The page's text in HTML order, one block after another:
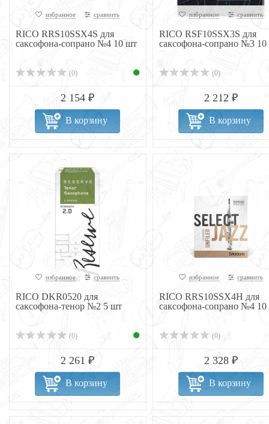
избранное сравнить
RICO RRS10SSX4S для
саксофона-сопрано №4 10 шт
(0)
2 154 ₽
В корзину
избранное сравнить
RICO RSF10SSX3S для
саксофона-сопрано №3
(0)
2 212 ₽
В корзину
избранное сравнить
RICO DKR0520 для
саксофона-тенор №2 5 шт
(0)
2 261 ₽
В корзину
избранное сравнить
RICO RRS10SSX4H для
саксофона-сопрано №4
(0)
2 328 ₽
В корзину